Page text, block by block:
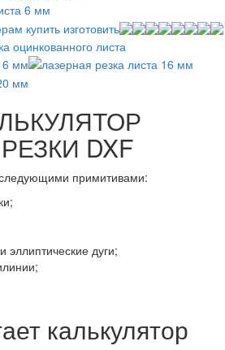
DXF
следующими примитивами:
эллиптические дуги;
калькулятор